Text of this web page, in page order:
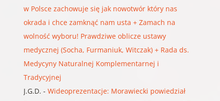
w Polsce zachowuje się jak nowotwór który nas
okrada i chce zamknąć nam usta + Zamach na
wolność wyboru! Prawdziwe oblicze ustawy
medycznej (Socha, Furmaniuk, Witczak) + Rada ds.
Medycyny Naturalnej Komplementarnej i
Tradycyjnej
J.G.D. - Wideoprezentacje: Morawiecki powiedział